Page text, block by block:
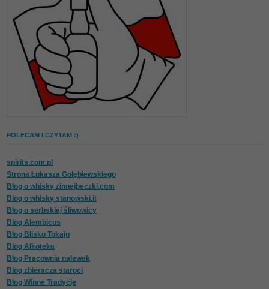
POLECAM I CZYTAM :)
spirits.com.pl
Strona Łukasza Gołębiewskiego
Blog o whisky zinnejbeczki.com
Blog o whisky stanowski.it
Blog o serbskiej śliwowicy
Blog Alembicus
Blog Blisko Tokaju
Blog Alkoteka
Blog Pracownia nalewek
Blog zbieracza staroci
Blog Winne Tradycje